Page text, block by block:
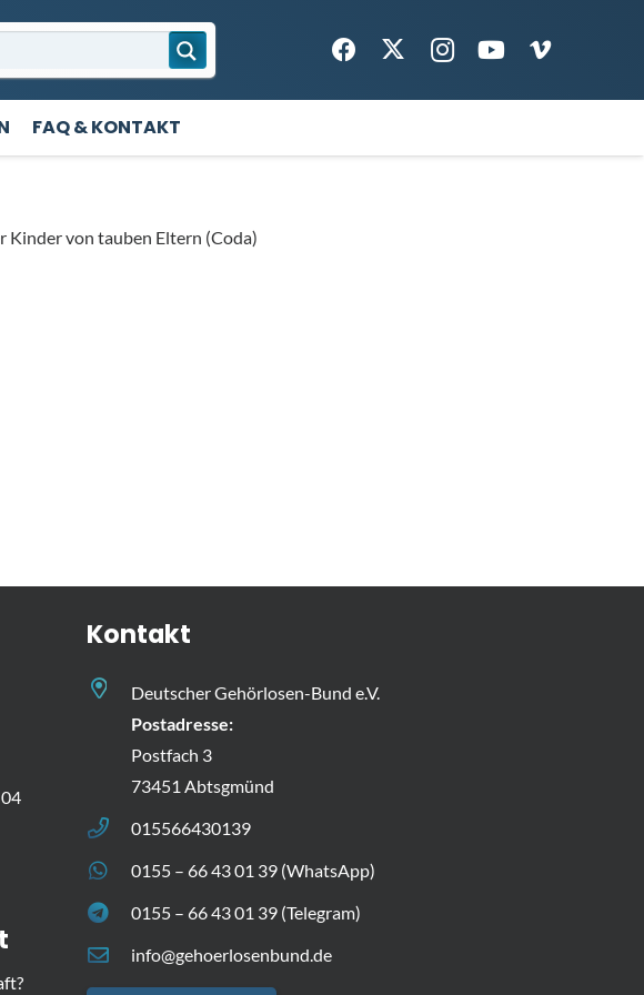
FAQ & KONTAKT
Kinder von tauben Eltern (Coda)
Kontakt
Deutscher Gehörlosen-Bund e.V.
Postadresse:
Postfach 3
73451 Abtsgmünd
015566430139
0155 – 66 43 01 39 (WhatsApp)
0155 – 66 43 01 39 (Telegram)
info@gehoerlosenbund.de